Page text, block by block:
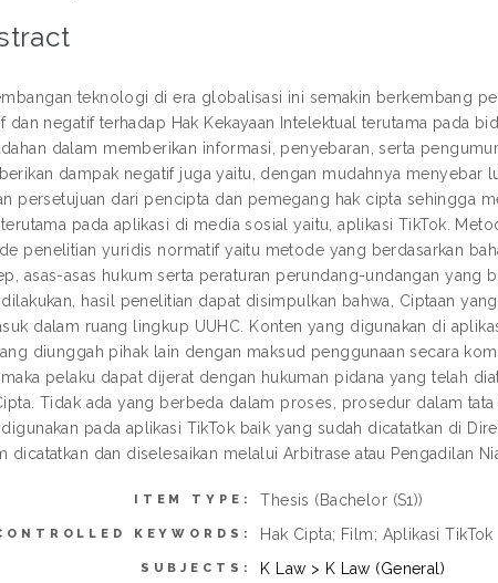
teknologi di era globalisasi ini semakin berkembang
dan negatif terhadap Hak Kekayaan Intelektual terutama pada
dalam memberikan informasi, penyebaran, serta
dampak negatif juga yaitu, dengan mudahnya menyebar
persetujuan dari pencipta dan pemegang hak cipta sehingga
pada aplikasi di media sosial yaitu, aplikasi TikTok.
penelitian yuridis normatif yaitu metode yang berdasarkan
asas-asas hukum serta peraturan perundang-undangan yang
hasil penelitian dapat disimpulkan bahwa, Ciptaan
dalam ruang lingkup UUHC. Konten yang digunakan di
diunggah pihak lain dengan maksud penggunaan secara
pelaku dapat dijerat dengan hukuman pidana yang telah
Tidak ada yang berbeda dalam proses, prosedur dalam
pada aplikasi TikTok baik yang sudah dicatatkan di
dicatatkan dan diselesaikan melalui Arbitrase atau Pengadilan
ITEM TYPE: Thesis (Bachelor (S1))
KEYWORDS: Hak Cipta; Film; Aplikasi TikTok
SUBJECTS: K Law > K Law (General)